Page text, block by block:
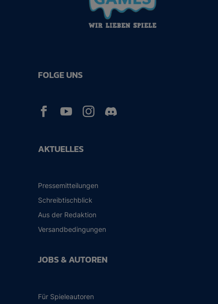
AKTUELLES
Pressemitteilungen
Schreibtischblick
Aus der Redaktion
Versandbedingungen
JOBS & AUTOREN
Für Spieleautoren
FOLGE UNS
  